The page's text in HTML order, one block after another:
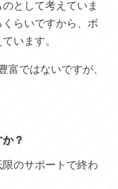
として考えていま
らいですから、ボ
います。
富ではないですが、
？
のサポートで終わ